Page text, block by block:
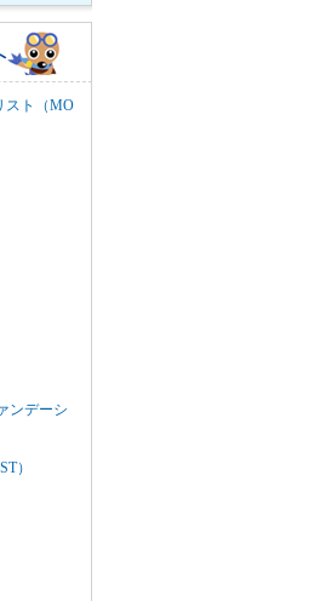
スト（MO
ンデーシ
）